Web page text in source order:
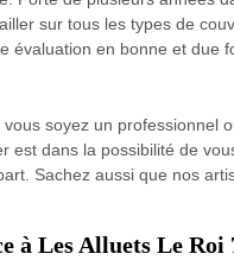
sur tous les types de
évaluation en bonne et due
soyez un
dans la possibilité de
Sachez aussi que nos
à Les Alluets Le Roi